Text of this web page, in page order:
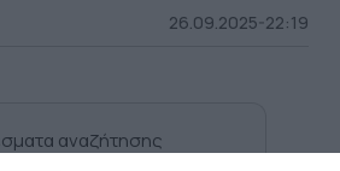
26.09.2025-22:19
αναζήτησης